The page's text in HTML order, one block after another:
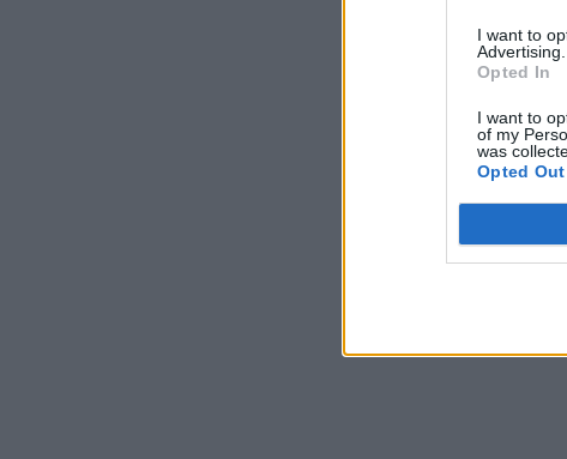
I want to
Advertising.
Opted In
I want to
of my
was
Opted Out